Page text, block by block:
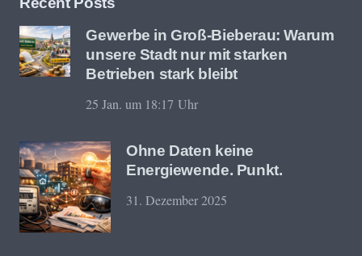
Gewerbe in Groß-Bieberau: Warum
unsere Stadt nur mit starken
Betrieben stark bleibt
25 Jan. um 18:17 Uhr
Ohne Daten keine
Energiewende. Punkt.
31. Dezember 2025